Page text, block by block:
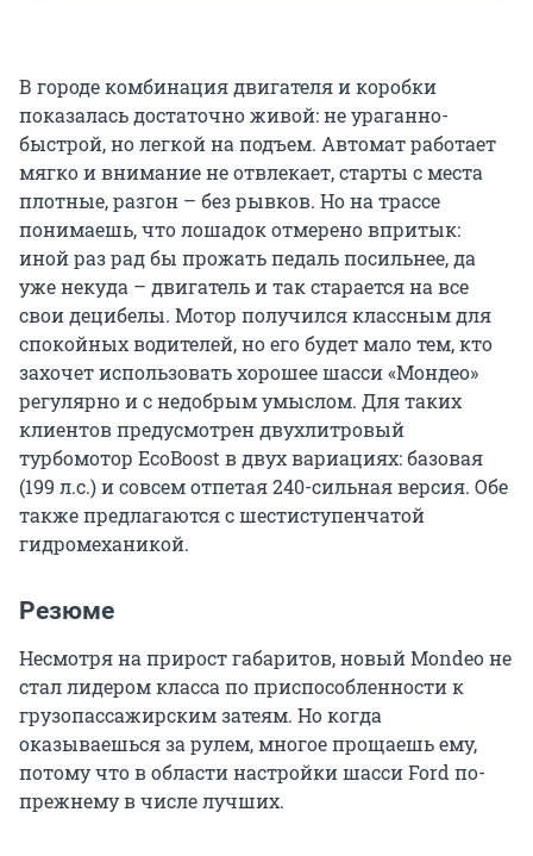
В городе комбинация двигателя и коробки
показалась достаточно живой: не ураганно-
быстрой, но легкой на подъем. Автомат работает
мягко и внимание не отвлекает, старты с места
плотные, разгон – без рывков. Но на трассе
понимаешь, что лошадок отмерено впритык:
иной раз рад бы прожать педаль посильнее, да
уже некуда – двигатель и так старается на все
свои децибелы. Мотор получился классным для
спокойных водителей, но его будет мало тем, кто
захочет использовать хорошее шасси «Мондео»
регулярно и с недобрым умыслом. Для таких
клиентов предусмотрен двухлитровый
турбомотор EcoBoost в двух вариациях: базовая
(199 л.с.) и совсем отпетая 240-сильная версия. Обе
также предлагаются с шестиступенчатой
гидромеханикой.
Резюме
Несмотря на прирост габаритов, новый Mondeo не
стал лидером класса по приспособленности к
грузопассажирским затеям. Но когда
оказываешься за рулем, многое прощаешь ему,
потому что в области настройки шасси Ford по-
прежнему в числе лучших.